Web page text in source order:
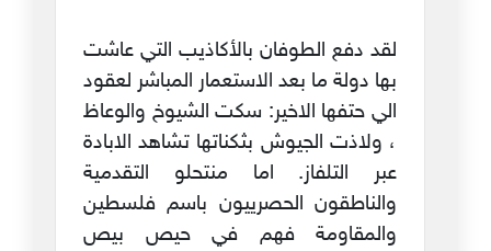
لقد دفع الطوفان بالأكاذيب التي عاشت
بها دولة ما بعد الاستعمار المباشر لعقود
الي حتفها الاخير: سكت الشيوخ والوعاظ
، ولاذت الجيوش بثكناتها تشاهد الابادة
عبر التلفاز. اما منتحلو التقدمية
والناطقون الحصرييون باسم فلسطين
والمقاومة فهم في حيص بيص